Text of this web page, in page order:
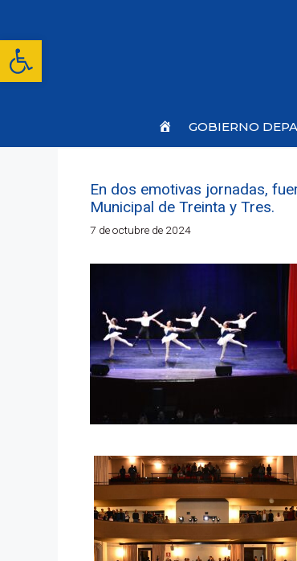
Abrir barra de
contenido
Inicio
GOBIERNO
En dos emotivas jornadas,
Municipal de Treinta y Tres.
7 de octubre de 2024